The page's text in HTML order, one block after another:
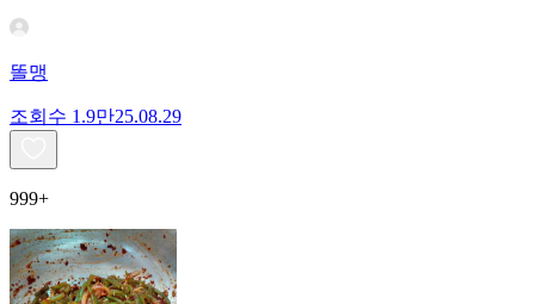
똘맹
조회수 1.9만25.08.29
999+